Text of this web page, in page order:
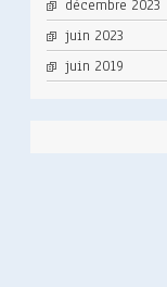
décembre 2023
juin 2023
juin 2019